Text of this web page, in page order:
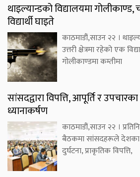
थाइल्यान्डको विद्यालयमा
विद्यार्थी घाइते
काठमाडौं,साउन २२ ।
उत्तरी क्षेत्रमा रहेको एक
गोलीकाण्डमा कम्तीमा
सांसदद्वारा विपत्ति, आपूर्ति र
ध्यानाकर्षण
काठमाडौं,साउन २२ ।
बैठकमा सांसदहरूले देशका
दुर्घटना, प्राकृतिक विपत्ति,